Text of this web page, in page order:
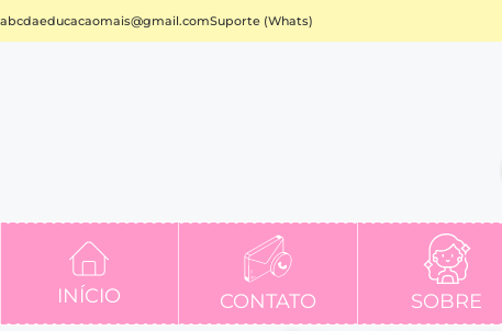
abcdaeducacaomais@gmail.comSuporte (Whats)
INÍCIO CONTATO SOBRE